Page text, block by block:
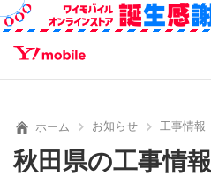
SEARCH
ホーム お知らせ 工事情報
秋田県の工事情報